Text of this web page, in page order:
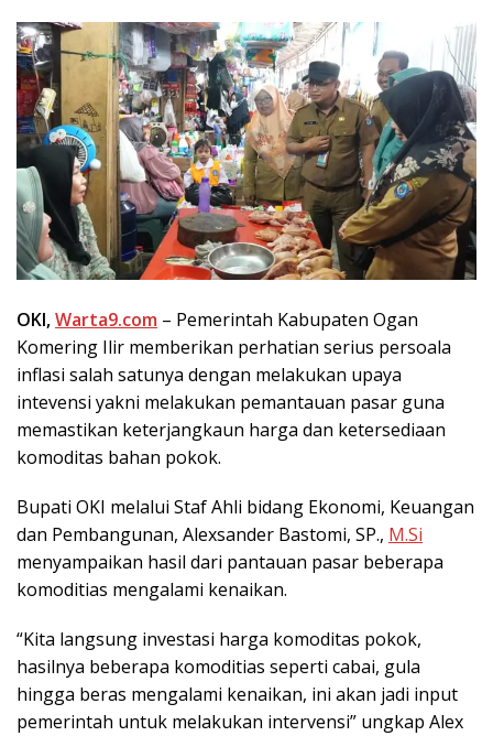
OKI,Warta9.com – Pemerintah Kabupaten Ogan
Komering Ilir memberikan perhatian serius persoala
inflasi salah satunya dengan melakukan upaya
intevensi yakni melakukan pemantauan pasar guna
memastikan keterjangkaun harga dan ketersediaan
komoditas bahan pokok.
Bupati OKI melalui Staf Ahli bidang Ekonomi, Keuangan
dan Pembangunan, Alexsander Bastomi, SP., M.Si
menyampaikan hasil dari pantauan pasar beberapa
komoditias mengalami kenaikan.
“Kita langsung investasi harga komoditas pokok,
hasilnya beberapa komoditias seperti cabai, gula
hingga beras mengalami kenaikan, ini akan jadi input
pemerintah untuk melakukan intervensi” ungkap Alex